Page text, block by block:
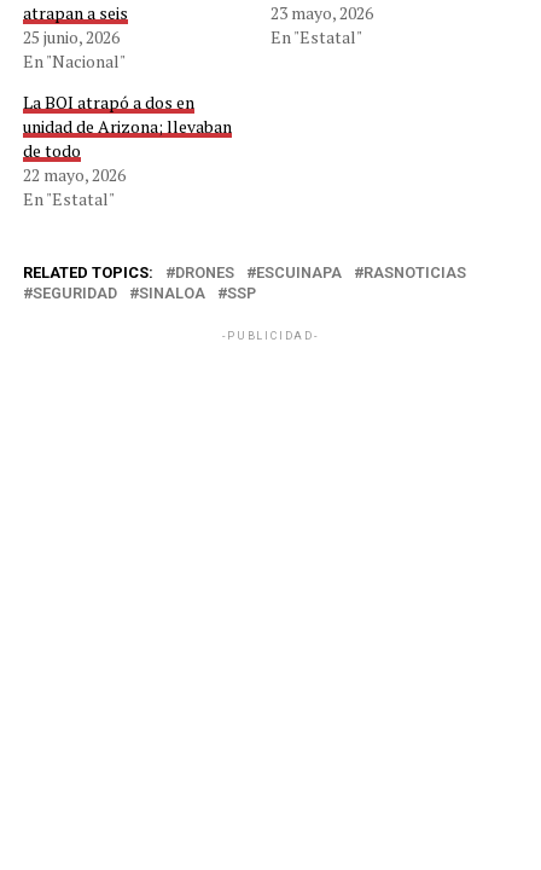
atrapan a seis
25 junio, 2026
En "Nacional"
23 mayo, 2026
En "Estatal"
La BOI atrapó a dos en
unidad de Arizona; llevaban
de todo
22 mayo, 2026
En "Estatal"
RELATED TOPICS: DRONES ESCUINAPA
RASNOTICIAS
SEGURIDAD
SINALOA SSP
-PUBLICIDAD-